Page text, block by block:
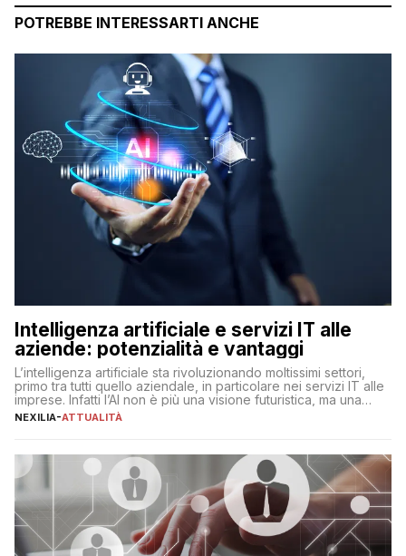
POTREBBE INTERESSARTI ANCHE
Intelligenza artificiale e servizi IT alle
aziende: potenzialità e vantaggi
L’intelligenza artificiale sta rivoluzionando moltissimi settori,
primo tra tutti quello aziendale, in particolare nei servizi IT alle
imprese. Infatti l’AI non è più una visione futuristica, ma una
realtà operativa che sta portando a un cambio significativo in
operazioni, bensì comporta […]
NEXILIA-ATTUALITÀ